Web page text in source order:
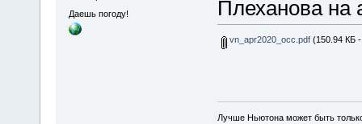
Даешь погоду!
Плеханова на
vn_apr2020_occ.pdf(150.94 КБ -
Лучше Ньютона может быть